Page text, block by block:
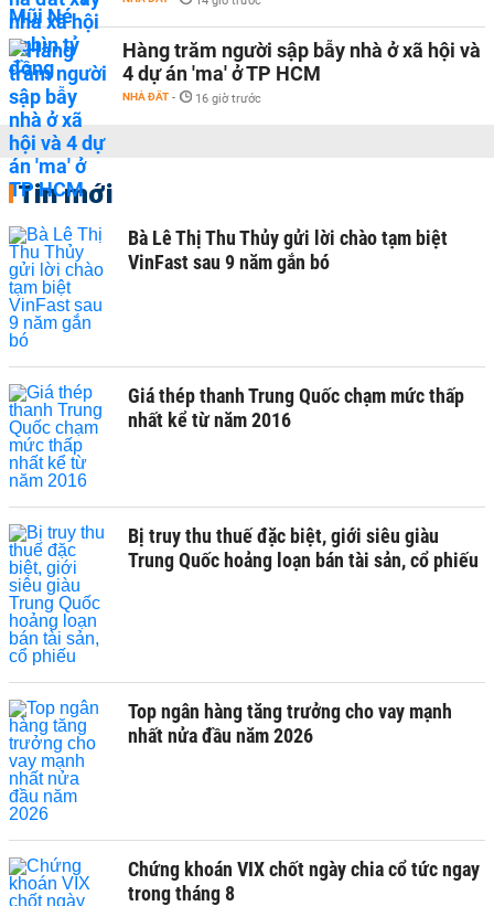
Hàng trăm người sập bẫy nhà ở xã hội và
4 dự án 'ma' ở TP HCM
NHÀ ĐẤT - 16 giờ trước
Tin mới
Bà Lê Thị Thu Thủy gửi lời chào tạm biệt
VinFast sau 9 năm gắn bó
Giá thép thanh Trung Quốc chạm mức thấp
nhất kể từ năm 2016
Bị truy thu thuế đặc biệt, giới siêu giàu
Trung Quốc hoảng loạn bán tài sản, cổ phiếu
Top ngân hàng tăng trưởng cho vay mạnh
nhất nửa đầu năm 2026
Chứng khoán VIX chốt ngày chia cổ tức ngay
trong tháng 8